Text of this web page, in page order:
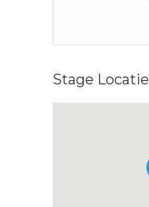
Stage Locatie